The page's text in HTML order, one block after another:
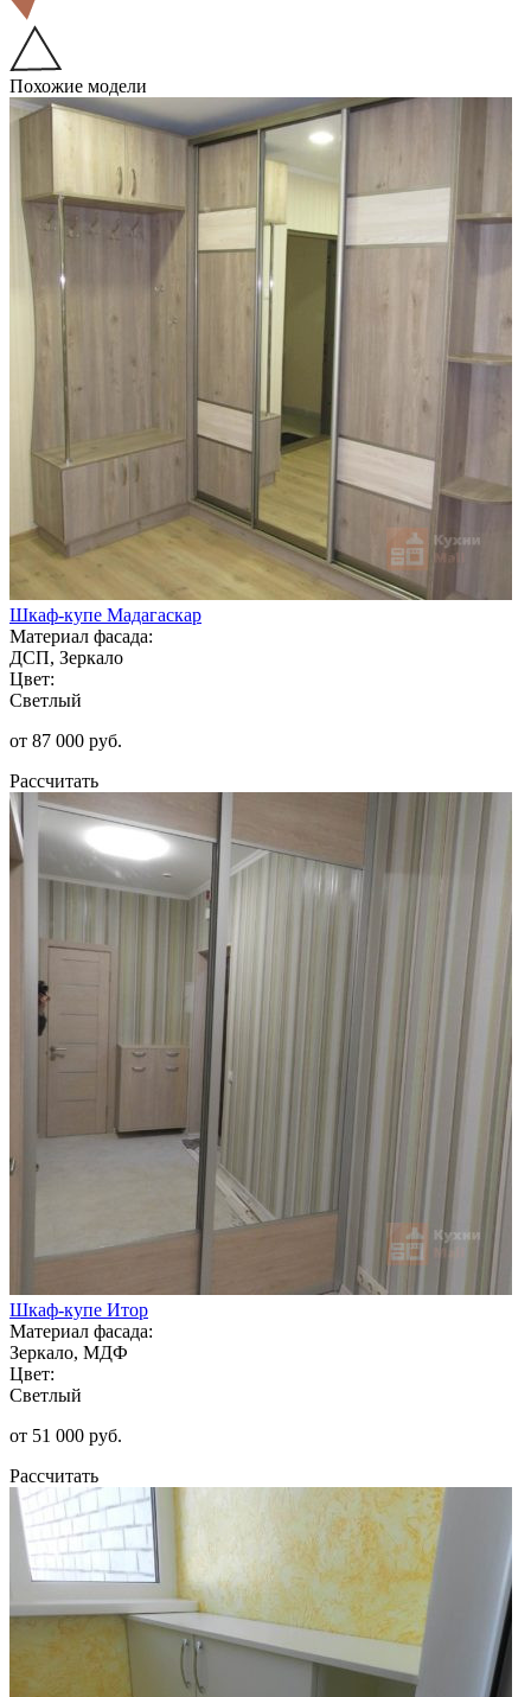
Похожие модели
Шкаф-купе Мадагаскар
Материал фасада:
ДСП, Зеркало
Цвет:
Светлый
от 87 000 руб.
Рассчитать
Шкаф-купе Итор
Материал фасада:
Зеркало, МДФ
Цвет:
Светлый
от 51 000 руб.
Рассчитать